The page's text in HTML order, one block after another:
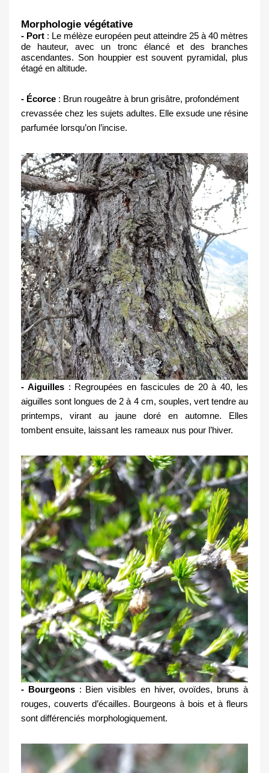
Morphologie végétative
- Port : Le mélèze européen peut atteindre 25 à 40 mètres
de hauteur, avec un tronc élancé et des branches
ascendantes. Son houppier est souvent pyramidal, plus
étagé en altitude.
- Écorce : Brun rougeâtre à brun grisâtre, profondément
crevassée chez les sujets adultes. Elle exsude une résine
parfumée lorsqu’on l’incise.
- Aiguilles : Regroupées en fascicules de 20 à 40, les
aiguilles sont longues de 2 à 4 cm, souples, vert tendre au
printemps, virant au jaune doré en automne. Elles
tombent ensuite, laissant les rameaux nus pour l’hiver.
- Bourgeons : Bien visibles en hiver, ovoïdes, bruns à
rouges, couverts d’écailles. Bourgeons à bois et à fleurs
sont différenciés morphologiquement.